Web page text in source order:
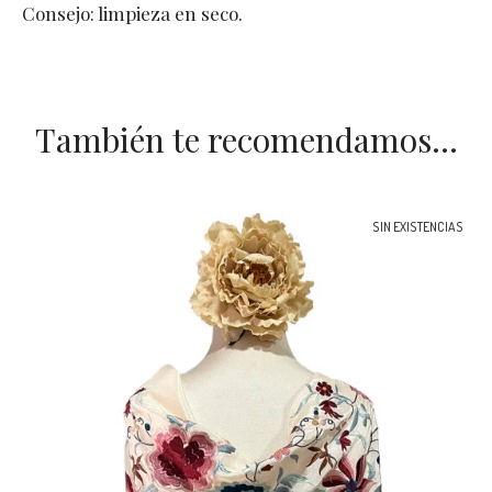
Consejo: limpieza en seco.
También te recomendamos…
SIN EXISTENCIAS